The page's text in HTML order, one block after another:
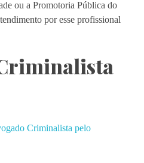
ou a Promotoria Pública do
por esse profissional
Criminalista pelo